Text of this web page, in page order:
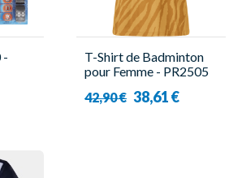
-
T-Shirt de Badminton
pour Femme - PR2505
42,90 € 38,61 €